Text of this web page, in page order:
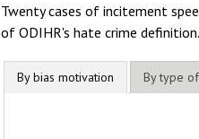
Twenty cases of incitement
of ODIHR's hate crime definition.
By bias motivation By type